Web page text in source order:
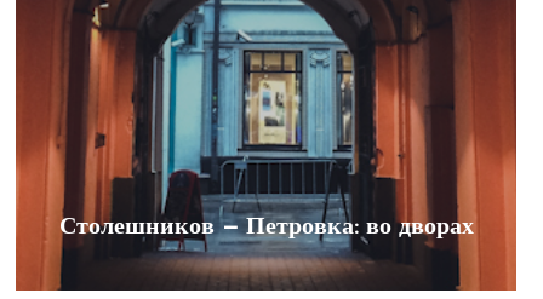
Столешников — Петровка: во дворах